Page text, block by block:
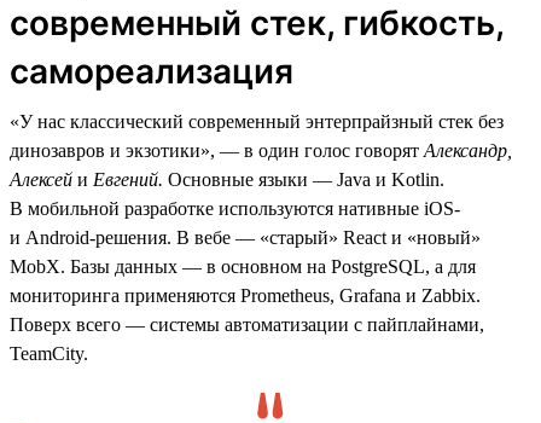
современный стек, гибкость,
самореализация
«У нас классический современный энтерпрайзный стек без
динозавров и экзотики», — в один голос говорят Александр,
Алексей и Евгений. Основные языки — Java и Kotlin.
В мобильной разработке используются нативные iOS-
и Android-решения. В вебе — «старый» React и «новый»
MobX. Базы данных — в основном на PostgreSQL, а для
мониторинга применяются Prometheus, Grafana и Zabbix.
Поверх всего — системы автоматизации с пайплайнами,
TeamCity.